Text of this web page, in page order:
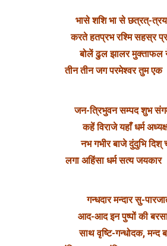
भासे शशि भा से छत्रत्-
करते हतप्रभ रश्मि सहस्र
बोलें ढुल झालर मुक्ताफल
तीन तीन जग परमेश्वर तुम
जन-त्रिभुवन सम्पद शुभ
कहें विराजे यहाँ धर्म
नभ गभीर बाजे दुंदुभि दिश्
लगा अहिंसा धर्म सत्य
गन्धदार मन्दार सु-
आद-आद इन पुष्पों की
साथ वृष्टि-गन्धोदक, मन्द